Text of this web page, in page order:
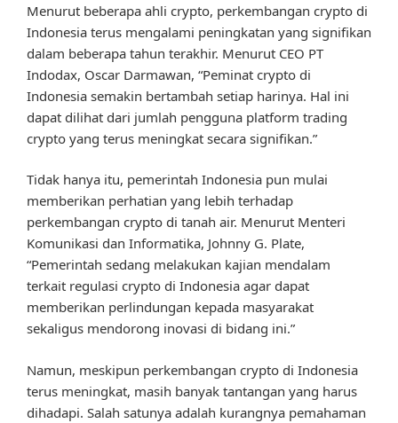
Menurut beberapa ahli crypto, perkembangan crypto di
Indonesia terus mengalami peningkatan yang signifikan
dalam beberapa tahun terakhir. Menurut CEO PT
Indodax, Oscar Darmawan, “Peminat crypto di
Indonesia semakin bertambah setiap harinya. Hal ini
dapat dilihat dari jumlah pengguna platform trading
crypto yang terus meningkat secara signifikan.”
Tidak hanya itu, pemerintah Indonesia pun mulai
memberikan perhatian yang lebih terhadap
perkembangan crypto di tanah air. Menurut Menteri
Komunikasi dan Informatika, Johnny G. Plate,
“Pemerintah sedang melakukan kajian mendalam
terkait regulasi crypto di Indonesia agar dapat
memberikan perlindungan kepada masyarakat
sekaligus mendorong inovasi di bidang ini.”
Namun, meskipun perkembangan crypto di Indonesia
terus meningkat, masih banyak tantangan yang harus
dihadapi. Salah satunya adalah kurangnya pemahaman